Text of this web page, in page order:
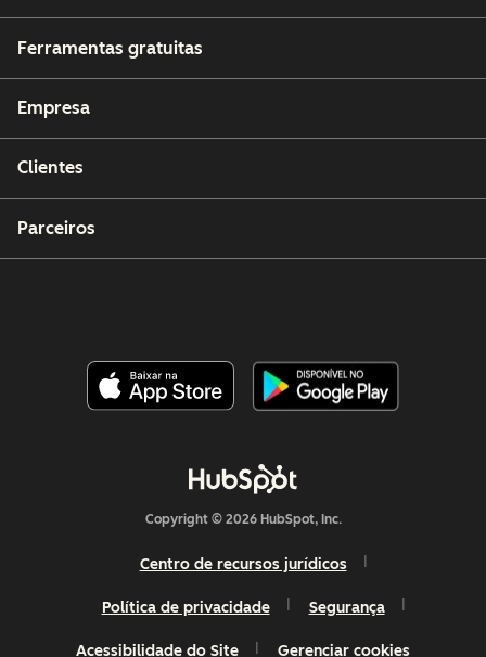
Ferramentas gratuitas
Empresa
Clientes
Parceiros
Copyright © 2026 HubSpot, Inc.
Centro de recursos jurídicos
Política de privacidade Segurança
Acessibilidade do Site Gerenciar cookies